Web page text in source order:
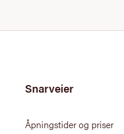
Snarveier
Åpningstider og priser